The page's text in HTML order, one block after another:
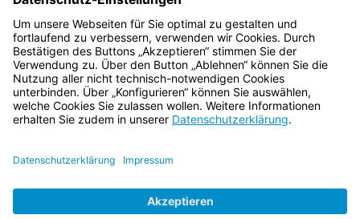
(2) Soweit diese Verordnung keine anderweitigen
Regelungen enthält, gelten die Vorschriften der Allgemeinen
Prüfungsordnung (APO) entsprechend.
Bayern.de
BayernPortal
Impressum